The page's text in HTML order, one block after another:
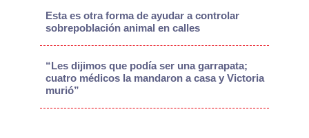
Esta es otra forma de ayudar a controlar
sobrepoblación animal en calles
“Les dijimos que podía ser una garrapata;
cuatro médicos la mandaron a casa y Victoria
murió”